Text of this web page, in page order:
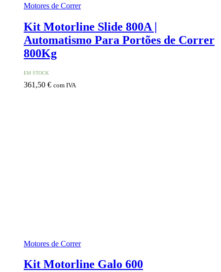
Motores de Correr
Kit Motorline Slide 800A |
Automatismo Para Portões de Correr
800Kg
EM STOCK
361,50 € com IVA
Motores de Correr
Kit Motorline Galo 600